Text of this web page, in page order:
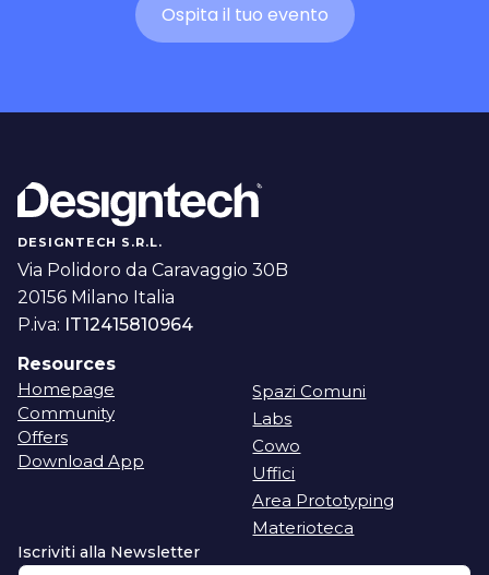
Ospita il tuo evento
DESIGNTECH S.R.L.
Via Polidoro da Caravaggio 30B
20156 Milano Italia
P.iva: IT12415810964
Resources
Homepage
Community
Offers
Download App
Spazi Comuni
Labs
Cowo
Uffici
Area Prototyping
Materioteca
Iscriviti alla Newsletter